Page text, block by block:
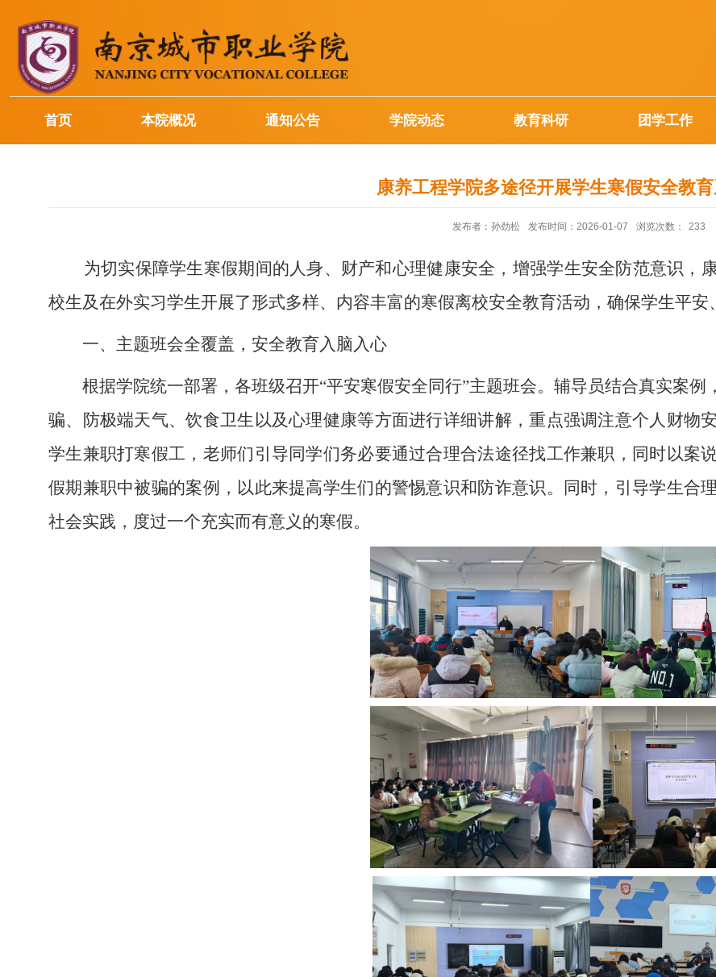
首页 本院概况 通知公告 学院动态 教育科研 团学工作
康养工程学院多途径开展学生寒假安全教
发布者：孙劲松 发布时间：2026-01-07 浏览次数： 233
为切实保障学生寒假期间的人身、财产和心理健康安全，增强学生安全防范意识，
校生及在外实习学生开展了形式多样、内容丰富的寒假离校安全教育活动，确保学生平安
一、主题班会全覆盖，安全教育入脑入心
根据学院统一部署，各班级召开“平安寒假安全同行”主题班会。辅导员结合真实案
骗、防极端天气、饮食卫生以及心理健康等方面进行详细讲解，重点强调注意个人财物
学生兼职打寒假工，老师们引导同学们务必要通过合理合法途径找工作兼职，同时以案
假期兼职中被骗的案例，以此来提高学生们的警惕意识和防诈意识。同时，引导学生合
社会实践，度过一个充实而有意义的寒假。